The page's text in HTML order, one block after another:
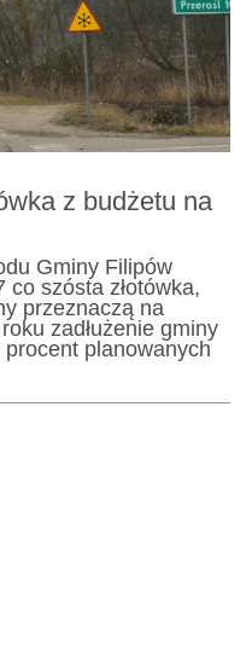
z budżetu na
Gminy Filipów
szósta złotówka,
przeznaczą na
zadłużenie gminy
procent planowanych